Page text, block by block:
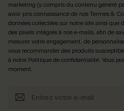
marketing (y compris du contenu généré
avoir pris connaissance de nosTermes &
données collectées sur notre site ainsi que
des pixels intégrés à nos e-mails, afin de
mesurer votre engagement, de
vous recommander des produits
à notre Politique de confidentialité. Vous
moment.